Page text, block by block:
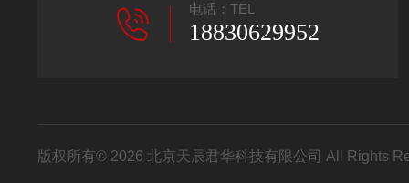
电话：TEL
18830629952
版权所有© 2026 北京天辰君华科技有限公司 All Rights